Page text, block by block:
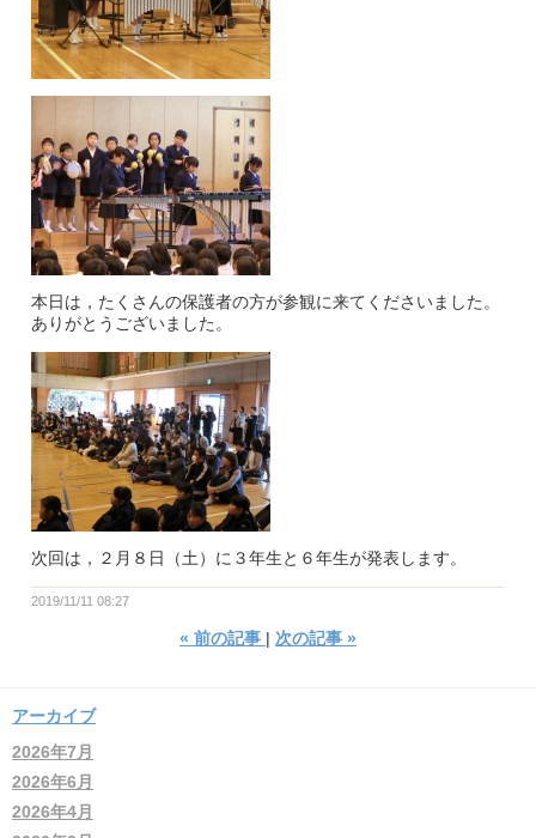
本日は，たくさんの保護者の方が参観に来てくださいました。
ありがとうございました。
次回は，２月８日（土）に３年生と６年生が発表します。
2019/11/11 08:27
« 前の記事 次の記事 »
アーカイブ
2026年7月
2026年6月
2026年4月